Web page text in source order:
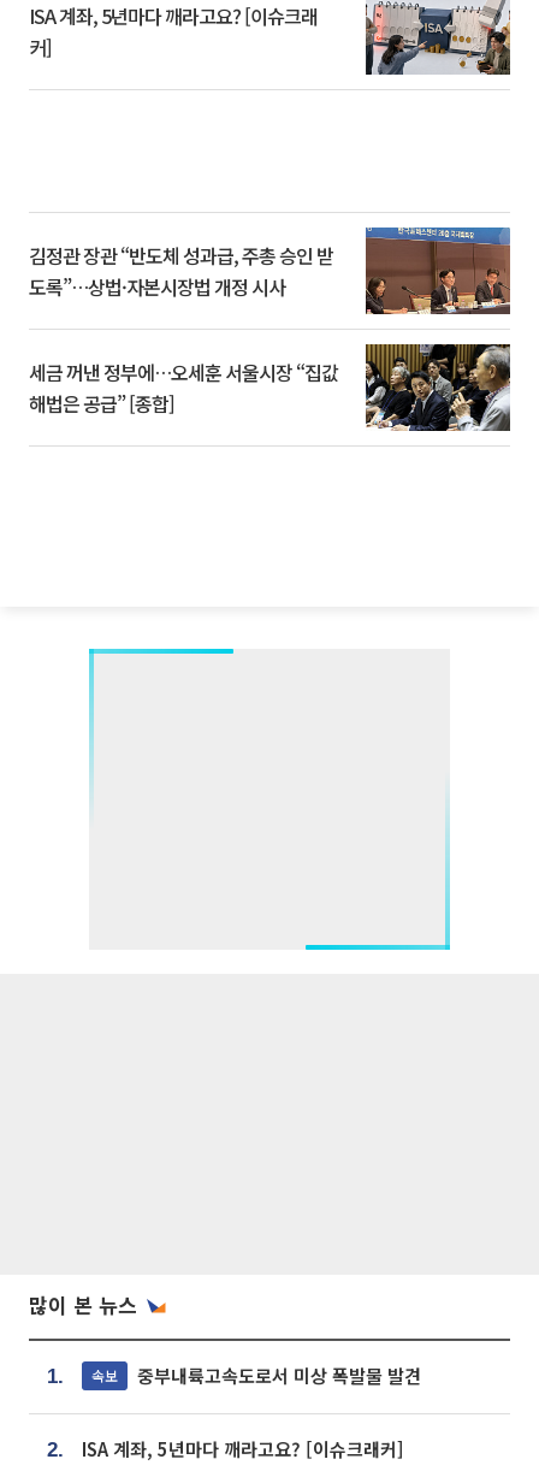
ISA 계좌, 5년마다 깨라고요? [이슈크래
커]
김정관 장관 “반도체 성과급, 주총 승인 받
도록”…상법·자본시장법 개정 시사
세금 꺼낸 정부에…오세훈 서울시장 “집값
해법은 공급” [종합]
많이 본 뉴스
1. 속보 중부내륙고속도로서 미상 폭발물 발견
2. ISA 계좌, 5년마다 깨라고요? [이슈크래커]